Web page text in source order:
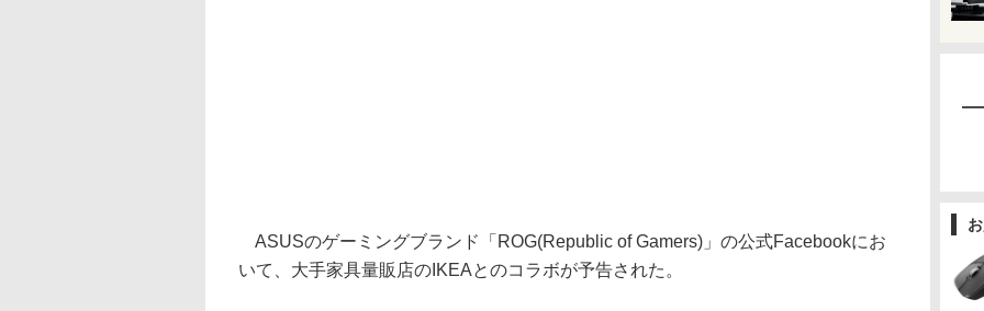
ASUSのゲーミングブランド「ROG(Republic of Gamers)」の公式Facebookにお
いて、大手家具量販店のIKEAとのコラボが予告された。